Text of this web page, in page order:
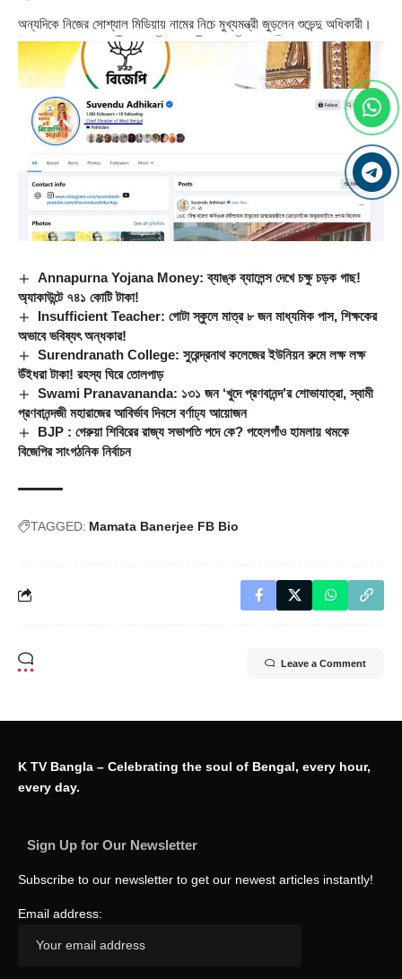
অন্যদিকে নিজের সোশ্যাল মিডিয়ায় নামের নিচে মুখ্যমন্ত্রী জুড়লেন শুভেন্দু অধিকারী।
Annapurna Yojana Money: ব্যাঙ্ক ব্যালেন্স দেখে চক্ষু চড়ক গাছ!
অ্যাকাউন্টে ৭৪১ কোটি টাকা!
Insufficient Teacher: গোটা স্কুলে মাত্র ৮ জন মাধ্যমিক পাস, শিক্ষকের
অভাবে ভবিষ্যৎ অন্ধকার!
Surendranath College: সুরেন্দ্রনাথ কলেজের ইউনিয়ন রুমে লক্ষ লক্ষ
উঁইধরা টাকা! রহস্য ঘিরে তোলপাড়
Swami Pranavananda: ১৩১ জন ‘খুদে প্রণবানন্দ’র শোভাযাত্রা, স্বামী
প্রণবানন্দজী মহারাজের আবির্ভাব দিবসে বর্ণাঢ্য আয়োজন
BJP : গেরুয়া শিবিরের রাজ্য সভাপতি পদে কে? পহেলগাঁও হামলায় থমকে
বিজেপির সাংগঠনিক নির্বাচন
TAGGED: Mamata Banerjee FB Bio
Leave a Comment
K TV Bangla – Celebrating the soul of Bengal, every hour,
every day.
Sign Up for Our Newsletter
Subscribe to our newsletter to get our newest articles instantly!
Email address: